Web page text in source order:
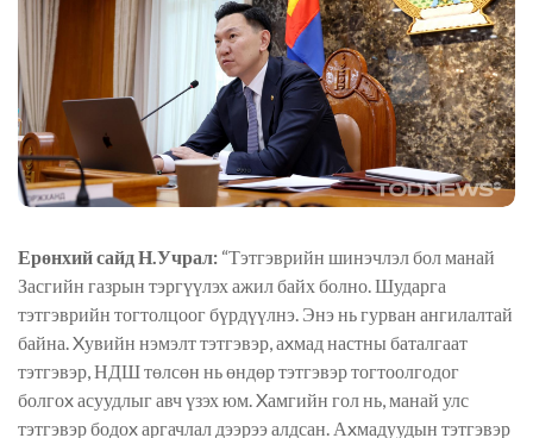
Ерөнхий сайд Н.Учрал: “Тэтгэврийн шинэчлэл бол манай
Засгийн газрын тэргүүлэх ажил байх болно. Шударга
тэтгэврийн тогтолцоог бүрдүүлнэ. Энэ нь гурван ангилалтай
байна. Xувийн нэмэлт тэтгэвэр, аxмад настны баталгаат
тэтгэвэр, НДШ төлсөн нь өндөр тэтгэвэр тогтоолгодог
болгоx асуудлыг авч үзэх юм. Xамгийн гол нь, манай улс
тэтгэвэр бодоx аргачлал дээрээ алдсан. Аxмадуудын тэтгэвэр